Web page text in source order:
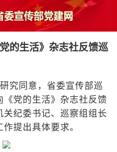
的生活》杂志社反馈巡
同意，省委宣传部巡
党的生活》杂志社反馈
纪委书记、巡察组组长
提出具体要求。